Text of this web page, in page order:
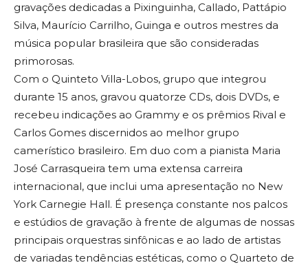
gravações dedicadas a Pixinguinha, Callado, Pattápio
Silva, Maurício Carrilho, Guinga e outros mestres da
música popular brasileira que são consideradas
primorosas.
Com o Quinteto Villa-Lobos, grupo que integrou
durante 15 anos, gravou quatorze CDs, dois DVDs, e
recebeu indicações ao Grammy e os prêmios Rival e
Carlos Gomes discernidos ao melhor grupo
camerístico brasileiro. Em duo com a pianista Maria
José Carrasqueira tem uma extensa carreira
internacional, que inclui uma apresentação no New
York Carnegie Hall. É presença constante nos palcos
e estúdios de gravação à frente de algumas de nossas
principais orquestras sinfônicas e ao lado de artistas
de variadas tendências estéticas, como o Quarteto de